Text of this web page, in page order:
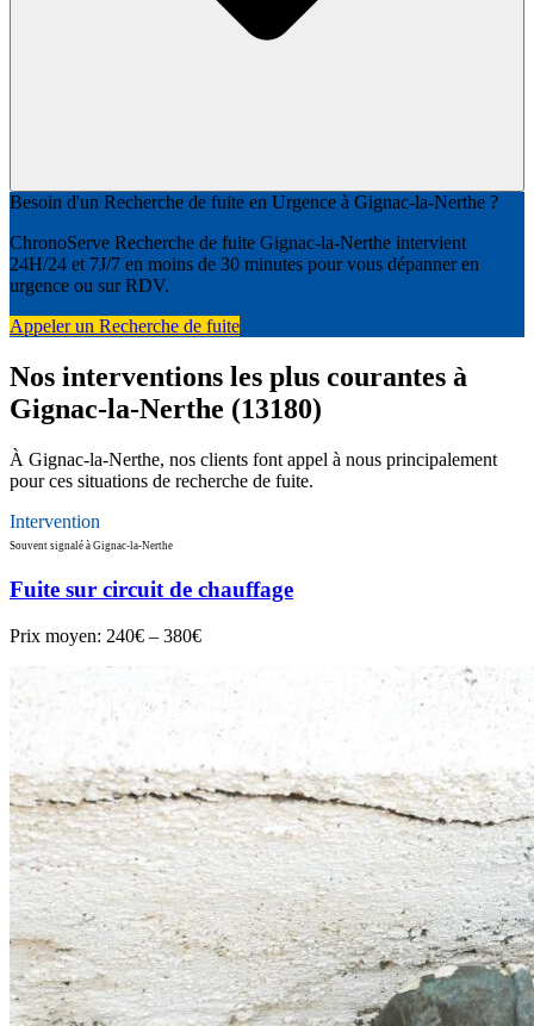
Besoin d'un Recherche de fuite en Urgence à Gignac-la-Nerthe ?
ChronoServe Recherche de fuite Gignac-la-Nerthe intervient
24H/24 et 7J/7 en moins de 30 minutes pour vous dépanner en
urgence ou sur RDV.
Appeler un Recherche de fuite
Nos interventions les plus courantes à
Gignac-la-Nerthe (13180)
À Gignac-la-Nerthe, nos clients font appel à nous principalement
pour ces situations de recherche de fuite.
Intervention
Souvent signalé à Gignac-la-Nerthe
Fuite sur circuit de chauffage
Prix moyen: 240€ – 380€